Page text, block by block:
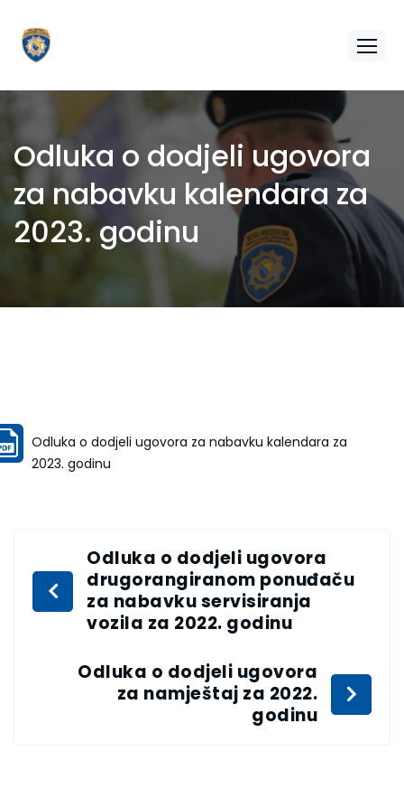
Odluka o dodjeli ugovora
za nabavku kalendara za
2023. godinu
Odluka o dodjeli ugovora za nabavku kalendara za
2023. godinu
Odluka o dodjeli ugovora
drugorangiranom ponuđaču
za nabavku servisiranja
vozila za 2022. godinu
Odluka o dodjeli ugovora
za namještaj za 2022.
godinu